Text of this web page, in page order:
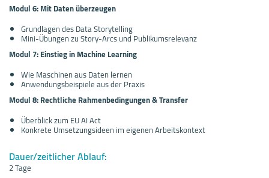
Modul 6: Mit Daten überzeugen
Grundlagen des Data Storytelling
Mini-Übungen zu Story-Arcs und Publikumsrelevanz
Modul 7: Einstieg in Machine Learning
Wie Maschinen aus Daten lernen
Anwendungsbeispiele aus der Praxis
Modul 8: Rechtliche Rahmenbedingungen & Transfer
Überblick zum EU AI Act
Konkrete Umsetzungsideen im eigenen Arbeitskontext
Dauer/zeitlicher Ablauf:
2 Tage